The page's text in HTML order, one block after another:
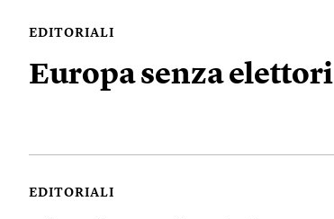
EDITORIALI
Europa senza elettori
EDITORIALI